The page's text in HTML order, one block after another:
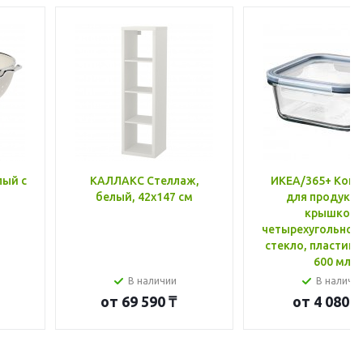
с
КАЛЛАКС Стеллаж,
белый, 42x147 см
В наличии
от 69 590 ₸
ИКЕА/365+
для
крышкой,
стекло, пластик
600 мл
В
от 4 080 ₸